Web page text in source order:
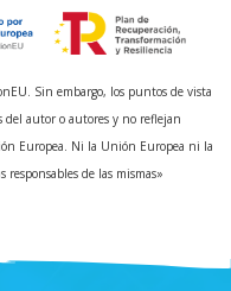
Sin embargo, los puntos de vista
del autor o autores y no reflejan
Europea. Ni la Unión Europea ni la
responsables de las mismas»